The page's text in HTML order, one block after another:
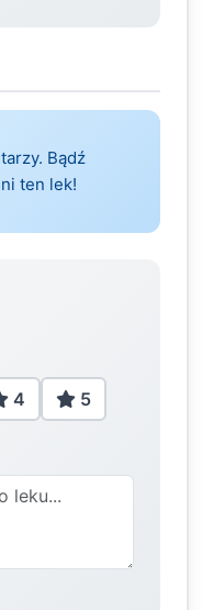
Bądź
ten lek!
4 5